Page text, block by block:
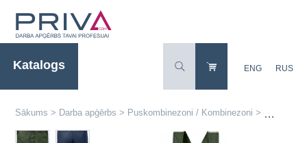
Katalogs ENG RUS
Sākums > Darba apģērbs > Puskombinezoni / Kombinezoni >